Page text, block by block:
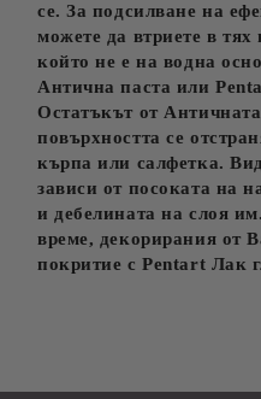
се. За подсилване на
можете да втриете в
който не е на водна
Антична паста или
Остатъкът от
повърхността се
кърпа или салфетка.
зависи от посоката на
и дебелината на слоя
време, декорирания от
покритие с Pentart Лак